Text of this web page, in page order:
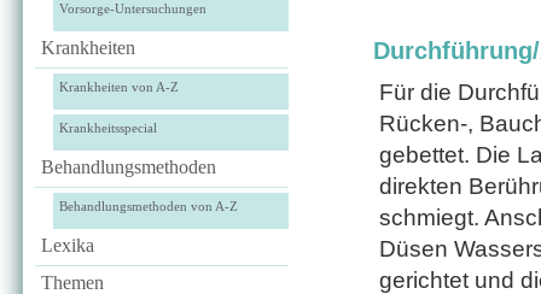
Vorsorge-Untersuchungen
Krankheiten
Krankheiten von A-Z
Krankheitsspecial
Behandlungsmethoden
Behandlungsmethoden von A-Z
Lexika
Themen
Für die
Rücken-,
gebettet. Die
direkten
schmiegt.
Düsen
gerichtet und